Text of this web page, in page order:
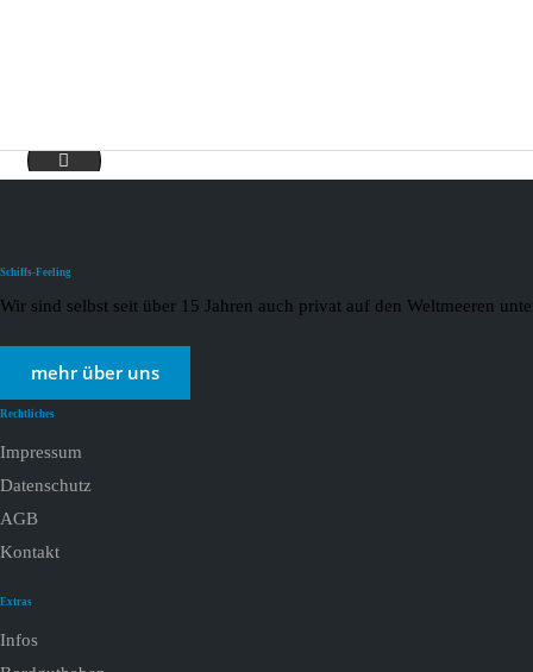
fluss-slider
Schiffs-Feeling
Wir sind selbst seit über 15 Jahren auch privat auf den Weltmeeren
mehr über uns
Rechtliches
Impressum
Datenschutz
AGB
Kontakt
Extras
Infos